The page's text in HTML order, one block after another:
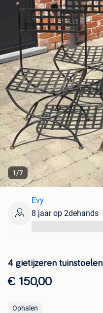
1/7
4 gietijzeren tuinstoelen
€ 150,00
Ophalen
Evy
8 jaar op 2dehands